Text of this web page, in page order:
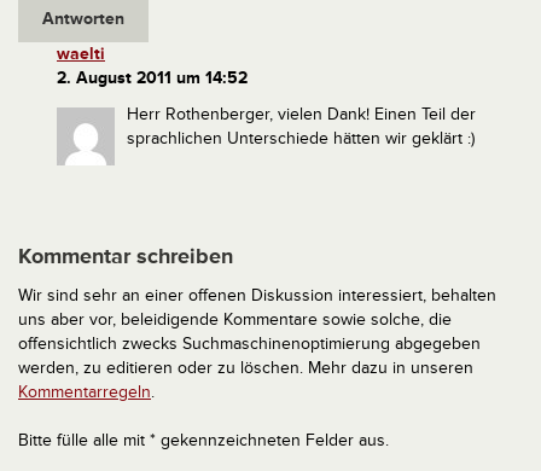
Antworten
waelti
2. August 2011 um 14:52
Herr Rothenberger, vielen Dank! Einen Teil der
sprachlichen Unterschiede hätten wir geklärt :)
Kommentar schreiben
Wir sind sehr an einer offenen Diskussion interessiert, behalten
uns aber vor, beleidigende Kommentare sowie solche, die
offensichtlich zwecks Suchmaschinenoptimierung abgegeben
werden, zu editieren oder zu löschen. Mehr dazu in unseren
Kommentarregeln.
Bitte fülle alle mit * gekennzeichneten Felder aus.